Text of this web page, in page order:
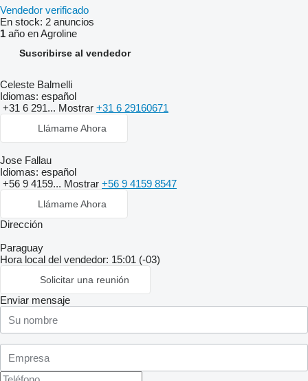
Vendedor verificado
En stock: 2 anuncios
1 año en Agroline
Suscribirse al vendedor
Celeste Balmelli
Idiomas: español
+31 6 291... Mostrar +31 6 29160671
Llámame Ahora
Jose Fallau
Idiomas: español
+56 9 4159... Mostrar +56 9 4159 8547
Llámame Ahora
Dirección
Paraguay
Hora local del vendedor: 15:01 (-03)
Solicitar una reunión
Enviar mensaje